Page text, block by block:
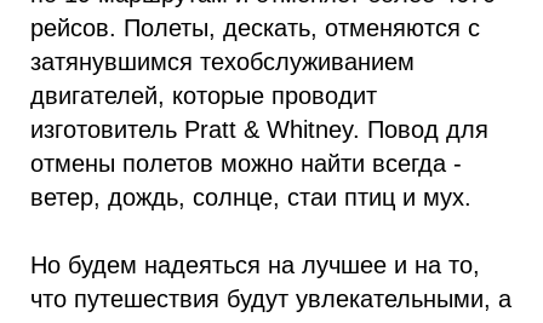
рейсов. Полеты, дескать, отменяются с
затянувшимся техобслуживанием
двигателей, которые проводит
изготовитель Pratt & Whitney. Повод для
отмены полетов можно найти всегда -
ветер, дождь, солнце, стаи птиц и мух.
Но будем надеяться на лучшее и на то,
что путешествия будут увлекательными, а